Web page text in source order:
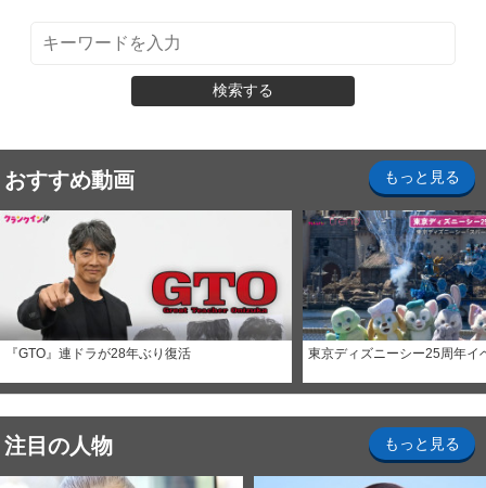
検索する
おすすめ動画 もっと見る
『GTO』連ドラが28年ぶり復活 東京ディズニーシー25周年イ
注目の人物 もっと見る